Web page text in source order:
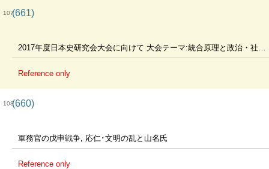
107(661)
2017年度日本史研究会大会に向けて 大会テーマ:統合原理と政治・社会・文化
Reference only
108(660)
軍務官の戊申戦争, 応仁･文明の乱と山名氏
Reference only